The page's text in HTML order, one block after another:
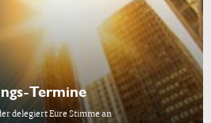
Termine
delegiert Eure Stimme an